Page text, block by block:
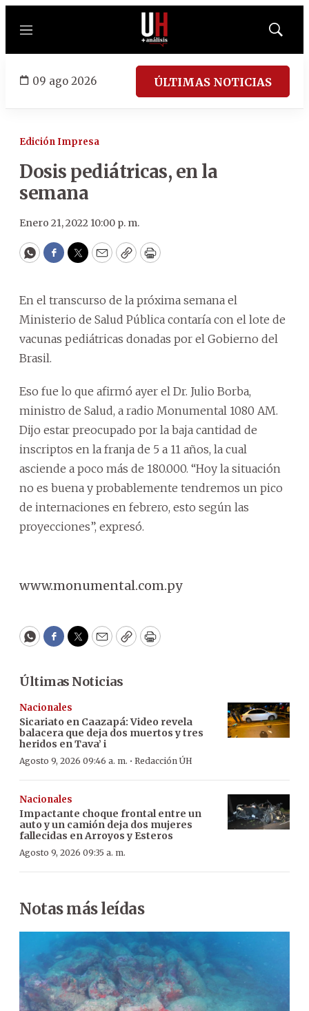
Menú
Mostrar
09 ago 2026 ÚLTIMAS NOTICIAS
Edición Impresa
Dosis pediátricas, en la
semana
Enero 21, 2022 10:00 p. m.
WhatsApp
Facebook
Twitter
EmailCopyPrint
En el transcurso de la próxima semana el
Ministerio de Salud Pública contaría con el lote de
vacunas pediátricas donadas por el Gobierno del
Brasil.
Eso fue lo que afirmó ayer el Dr. Julio Borba,
ministro de Salud, a radio Monumental 1080 AM.
Dijo estar preocupado por la baja cantidad de
inscriptos en la franja de 5 a 11 años, la cual
asciende a poco más de 180.000. “Hoy la situación
no es buena y probablemente tendremos un pico
de internaciones en febrero, esto según las
proyecciones”, expresó.
www.monumental.com.py
WhatsApp
Facebook
Twitter
EmailCopyPrint
Últimas Noticias
Nacionales
Sicariato en Caazapá: Video revela
balacera que deja dos muertos y tres
heridos en Tava’ i
Agosto 9, 2026 09:46 a. m. · Redacción ÚH
Nacionales
Impactante choque frontal entre un
auto y un camión deja dos mujeres
fallecidas en Arroyos y Esteros
Agosto 9, 2026 09:35 a. m.
Notas más leídas